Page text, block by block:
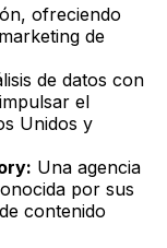
ofreciendo
de
de datos con
el
Unidos y
Una agencia
por sus
contenido